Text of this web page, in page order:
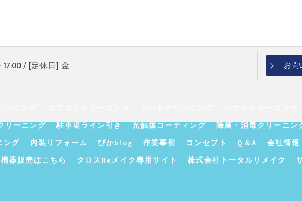
/ [定休日] 金 お問
リーニング 駐車場ライン引き 光触媒コーティング 除菌・消毒クリーニン
ング 内装リフォーム ぴかblog 作業事例 コンセプト Q＆A 会社情報
器販売はこちら クロスReメイク専用サイト 株式会社トータルリメイク